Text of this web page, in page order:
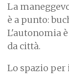
La
è a punto:
L'autonomia
da città.
Lo spazio per